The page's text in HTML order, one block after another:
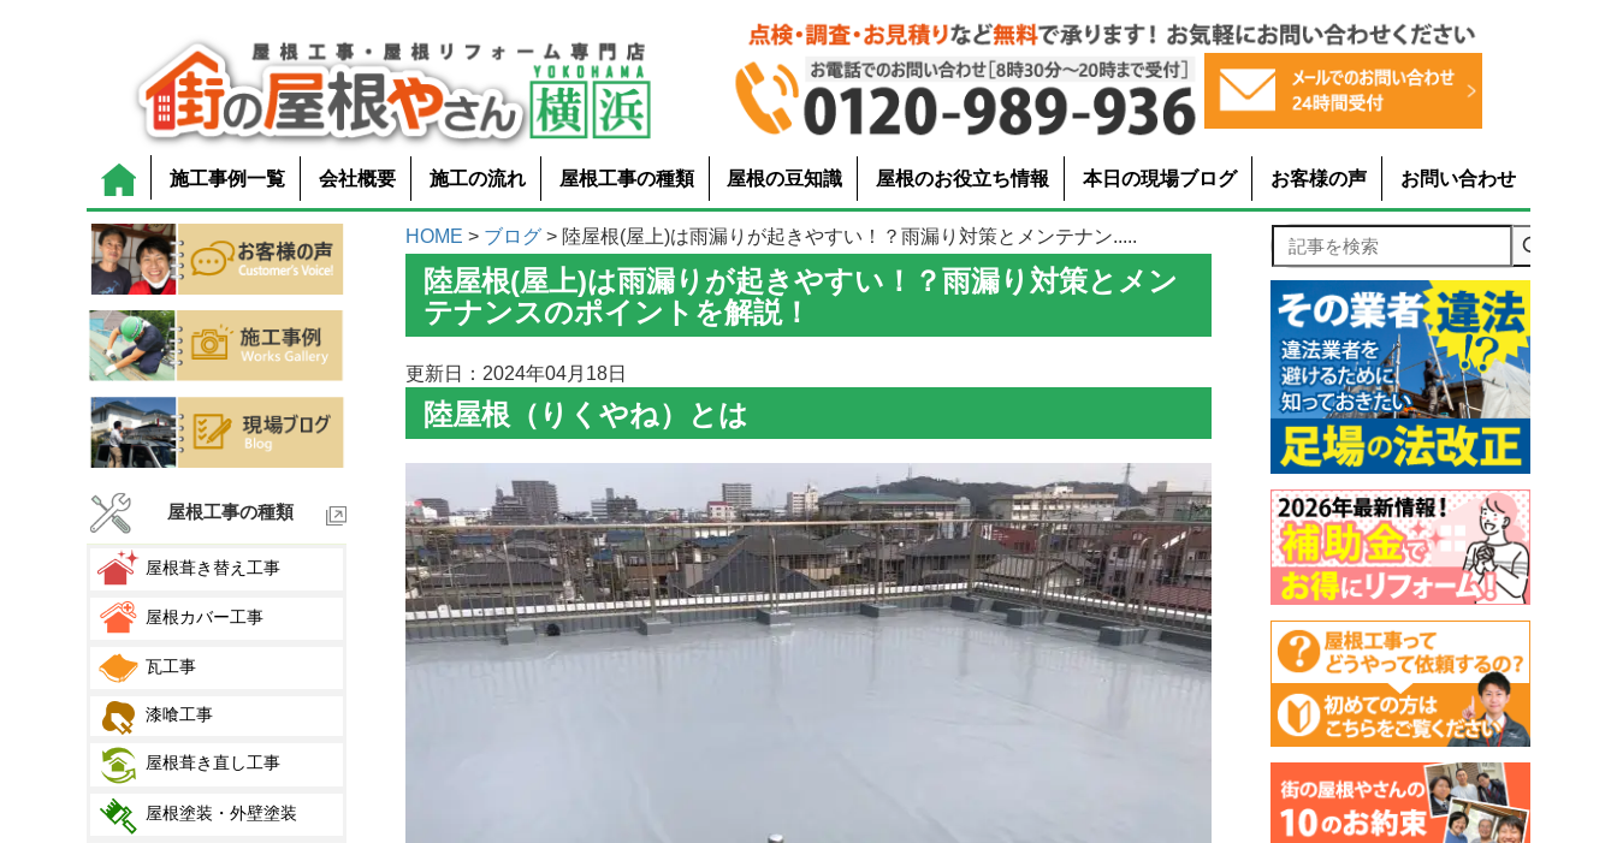
施工事例一覧 会社概要 施工の流れ 屋根工事の種類 屋根の豆知識 屋根のお役立ち情報 本日の現場ブログ お客様の声 お問い合わせ
屋根工事の種類
屋根葺き替え工事
屋根カバー工事
瓦工事
漆喰工事
屋根葺き直し工事
屋根塗装・外壁塗装
HOME > ブログ > 陸屋根(屋上)は雨漏りが起きやすい！？雨漏り対策とメンテナン.....
陸屋根(屋上)は雨漏りが起きやすい！？雨漏り対策とメン
テナンスのポイントを解説！
更新日：2024年04月18日
陸屋根（りくやね）とは
記事を検索